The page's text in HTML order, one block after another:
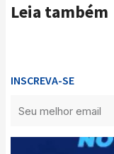
Leia também
INSCREVA-SE